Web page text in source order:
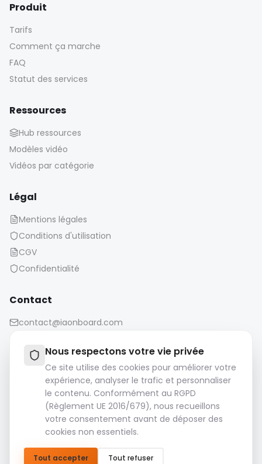
Nous respectons votre vie privée
Ce site utilise des cookies pour améliorer votre
expérience, analyser le trafic et personnaliser
le contenu. Conformément au RGPD
(Règlement UE 2016/679), nous recueillons
votre consentement avant de déposer des
cookies non essentiels.
Tout accepter Tout refuser
Produit
Tarifs
Comment ça marche
FAQ
Statut des services
Ressources
Hub ressources
Modèles vidéo
Vidéos par catégorie
Légal
Mentions légales
Conditions d'utilisation
CGV
Confidentialité
Contact
contact@iaonboard.com
Politique de conservation :
Les fichiers multimédias (images, vidéos, fichiers audio,
etc.) sont conservés pendant 14 jours.
importants.